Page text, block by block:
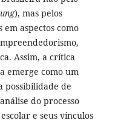
), mas pelos
em aspectos como
Assim, a crítica
emerge como um
possibilidade de
do processo
e seus vínculos